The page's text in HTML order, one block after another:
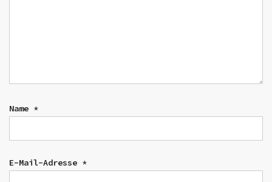
Name *
E-Mail-Adresse *